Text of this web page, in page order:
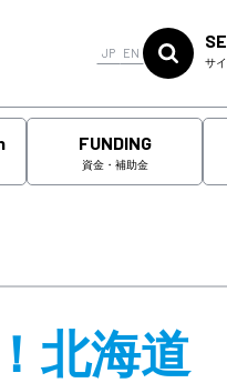
JP EN
サ
FUNDING
資金・補助金
北海道